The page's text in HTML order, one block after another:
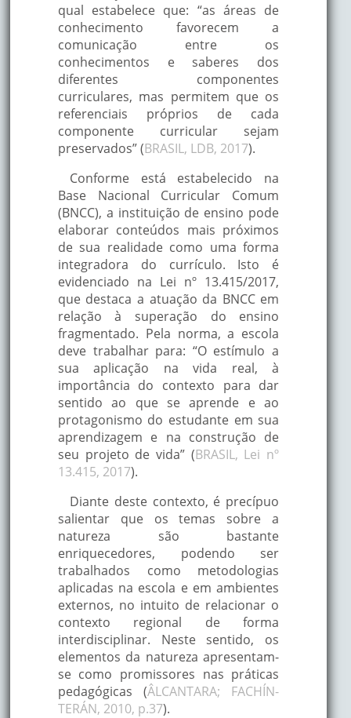
qual estabelece que: “as áreas de
conhecimento favorecem a
comunicação entre os
conhecimentos e saberes dos
diferentes componentes
curriculares, mas permitem que os
referenciais próprios de cada
componente curricular sejam
preservados” (BRASIL, LDB, 2017).
Conforme está estabelecido na
Base Nacional Curricular Comum
(BNCC), a instituição de ensino pode
elaborar conteúdos mais próximos
de sua realidade como uma forma
integradora do currículo. Isto é
evidenciado na Lei nº 13.415/2017,
que destaca a atuação da BNCC em
relação à superação do ensino
fragmentado. Pela norma, a escola
deve trabalhar para: “O estímulo a
sua aplicação na vida real, à
importância do contexto para dar
sentido ao que se aprende e ao
protagonismo do estudante em sua
aprendizagem e na construção de
seu projeto de vida” (BRASIL, Lei nº
13.415, 2017).
Diante deste contexto, é precípuo
salientar que os temas sobre a
natureza são bastante
enriquecedores, podendo ser
trabalhados como metodologias
aplicadas na escola e em ambientes
externos, no intuito de relacionar o
contexto regional de forma
interdisciplinar. Neste sentido, os
elementos da natureza apresentam-
se como promissores nas práticas
pedagógicas (ÂLCANTARA; FACHÍN-
TERÁN, 2010, p.37).